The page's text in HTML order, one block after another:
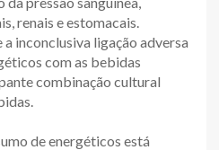
renais e estomacais.
a inconclusiva ligação adversa
com as bebidas
combinação cultural
de energéticos está